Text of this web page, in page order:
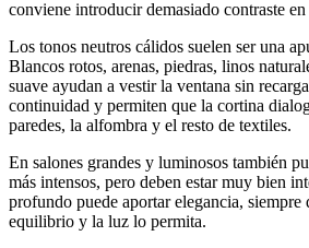
conviene introducir demasiado contraste en
Los tonos neutros cálidos suelen ser una
Blancos rotos, arenas, piedras, linos
suave ayudan a vestir la ventana sin
continuidad y permiten que la cortina
paredes, la alfombra y el resto de textiles.
En salones grandes y luminosos también
más intensos, pero deben estar muy bien
profundo puede aportar elegancia, siempre
equilibrio y la luz lo permita.